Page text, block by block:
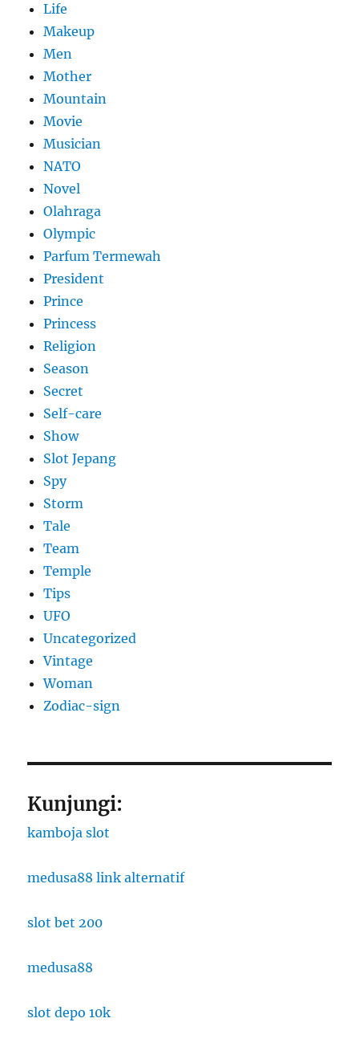
Life
Makeup
Men
Mother
Mountain
Movie
Musician
NATO
Novel
Olahraga
Olympic
Parfum Termewah
President
Prince
Princess
Religion
Season
Secret
Self-care
Show
Slot Jepang
Spy
Storm
Tale
Team
Temple
Tips
UFO
Uncategorized
Vintage
Woman
Zodiac-sign
Kunjungi:
kamboja slot
medusa88 link alternatif
slot bet 200
medusa88
slot depo 10k